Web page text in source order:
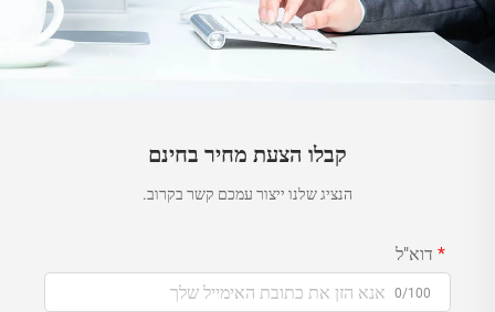
קבלו הצעת מחיר בחינם
הנציג שלנו ייצור עמכם קשר בקרוב.
דוא"ל
0/100